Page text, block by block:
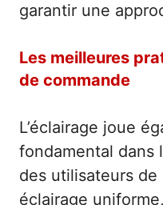
garantir une
Les meilleures
de commande
L’éclairage joue
fondamental dans
des utilisateurs de
éclairage